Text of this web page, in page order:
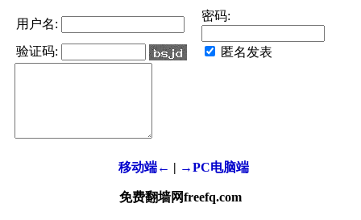
用户名:
密码:
验证码: 匿名发表
移动端← | →PC电脑端
免费翻墙网freefq.com